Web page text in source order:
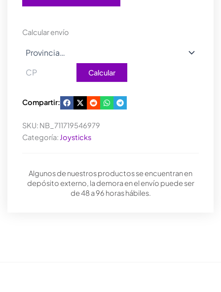
LATAM
Calcular envío
Calcular
Compartir:
SKU: NB_711719546979
Categoría: Joysticks
Algunos de nuestros productos se encuentran en
depósito externo, la demora en el envío puede ser
de 48 a 96 horas hábiles.